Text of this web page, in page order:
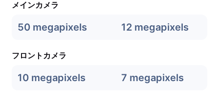
メインカメラ
50 megapixels 12 megapixels
フロントカメラ
10 megapixels 7 megapixels